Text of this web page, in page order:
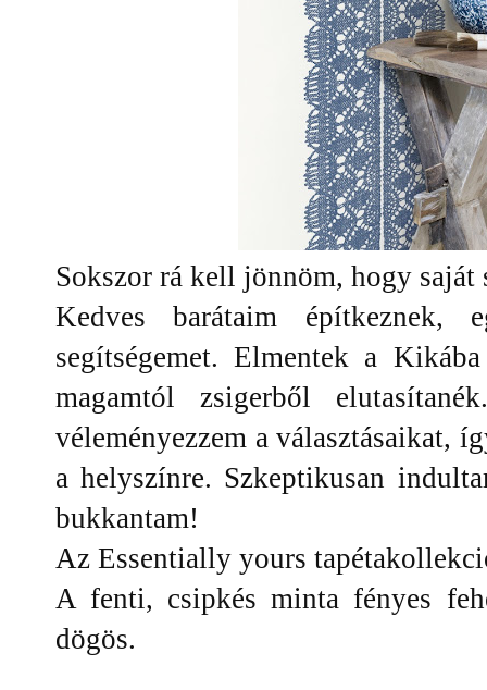
Sokszor rá kell jönnöm, hogy
Kedves barátaim építkeznek,
segítségemet. Elmentek a
magamtól zsigerből
véleményezzem a választásaikat,
a helyszínre. Szkeptikusan
bukkantam!
Az Essentially yours
A fenti, csipkés minta fényes
dögös.